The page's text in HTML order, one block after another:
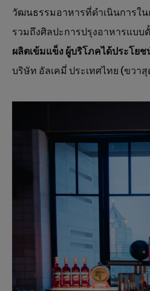
วัฒนธรรมอาหารที่ดำเนินการใ
รวมถึงศิลปะการปรุงอาหารแบบ
ผลิตเข้มแข็ง ผู้บริโภคได้ประโย
บริษัท อัลเคมี่ ประเทศไทย (ขวา